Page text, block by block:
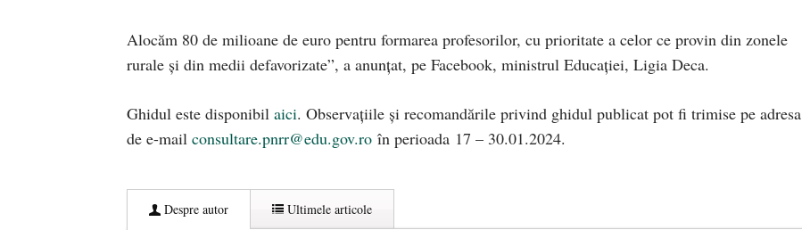
Alocăm 80 de milioane de euro pentru formarea profesorilor, cu prioritate a celor ce provin din zonele
rurale și din medii defavorizate”, a anunțat, pe Facebook, ministrul Educației, Ligia Deca.
Ghidul este disponibil aici. Observațiile și recomandările privind ghidul publicat pot fi trimise pe adresa
de e-mail consultare.pnrr@edu.gov.ro în perioada 17 – 30.01.2024.
Despre autor Ultimele articole